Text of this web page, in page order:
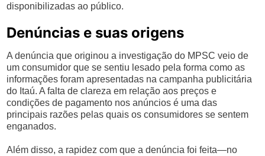
disponibilizadas ao público.
Denúncias e suas origens
A denúncia que originou a investigação do MPSC veio de
um consumidor que se sentiu lesado pela forma como as
informações foram apresentadas na campanha publicitária
do Itaú. A falta de clareza em relação aos preços e
condições de pagamento nos anúncios é uma das
principais razões pelas quais os consumidores se sentem
enganados.
Além disso, a rapidez com que a denúncia foi feita—no